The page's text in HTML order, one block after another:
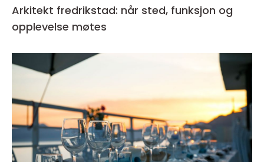
Arkitekt fredrikstad: når sted, funksjon og
opplevelse møtes